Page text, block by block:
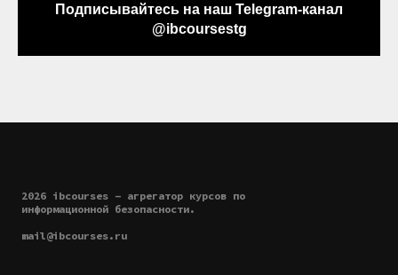
Подписывайтесь на наш Telegram-канал
@ibcoursestg
2026 ibcourses - агрегатор курсов по
информационной безопасности.
mail@ibcourses.ru